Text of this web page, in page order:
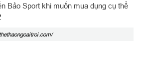
Bảo Sport khi muốn mua dụng cụ thể